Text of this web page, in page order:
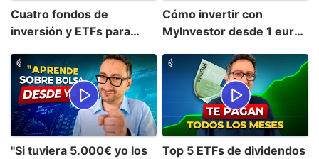
Cuatro fondos de
inversión y ETFs para
Cómo invertir con
MyInvestor desde 1 euro
"Si tuviera 5.000€ yo los
Top 5 ETFs de dividendos